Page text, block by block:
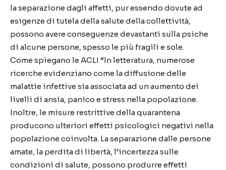
la separazione dagli affetti, pur essendo dovute ad
esigenze di tutela della salute della collettività,
possono avere conseguenze devastanti sulla psiche
di alcune persone, spesso le più fragili e sole.
Come spiegano le ACLI “In letteratura, numerose
ricerche evidenziano come la diffusione delle
malattie infettive sia associata ad un aumento dei
livelli di ansia, panico e stress nella popolazione.
Inoltre, le misure restrittive della quarantena
producono ulteriori effetti psicologici negativi nella
popolazione coinvolta. La separazione dalle persone
amate, la perdita di libertà, l’incertezza sulle
condizioni di salute, possono produrre effetti